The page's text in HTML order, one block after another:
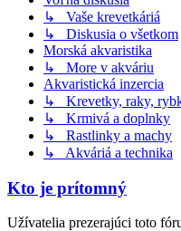
↳ Vaše krevetkáriá
↳ Diskusia o všetkom
Morská akvaristika
↳ More v akváriu
Akvaristická inzercia
↳ Krevetky, raky,
↳ Krmivá a doplnky
↳ Rastlinky a machy
↳ Akváriá a technika
Kto je prítomný
Užívatelia prezerajúci toto